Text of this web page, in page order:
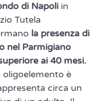
di Napoli in
Tutela
la presenza di
nel Parmigiano
ai 40 mesi.
è
circa un